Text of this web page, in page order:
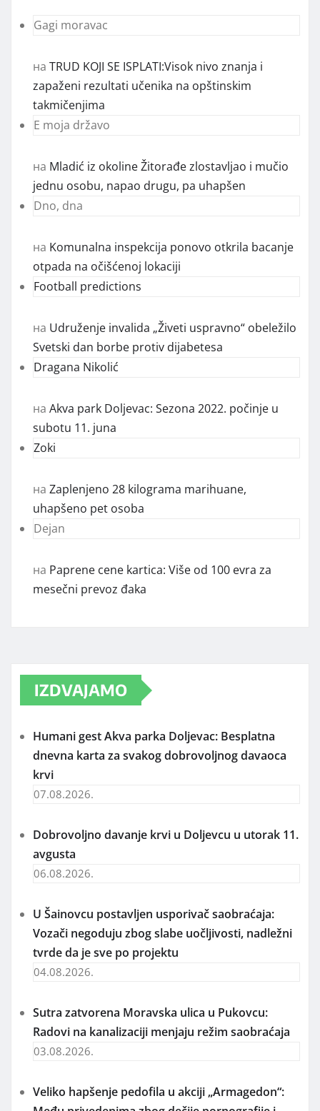
Gagi moravac
на TRUD KOJI SE ISPLATI:Visok nivo znanja i
zapaženi rezultati učenika na opštinskim
takmičenjima
E moja državo
на Mladić iz okoline Žitorađe zlostavljao i mučio
jednu osobu, napao drugu, pa uhapšen
Dno, dna
на Komunalna inspekcija ponovo otkrila bacanje
otpada na očišćenoj lokaciji
Football predictions
на Udruženje invalida „Živeti uspravno“ obeležilo
Svetski dan borbe protiv dijabetesa
Dragana Nikolić
на Akva park Doljevac: Sezona 2022. počinje u
subotu 11. juna
Zoki
на Zaplenjeno 28 kilograma marihuane,
uhapšeno pet osoba
Dejan
на Paprene cene kartica: Više od 100 evra za
mesečni prevoz đaka
IZDVAJAMO
Humani gest Akva parka Doljevac: Besplatna
dnevna karta za svakog dobrovoljnog davaoca
krvi
07.08.2026.
Dobrovoljno davanje krvi u Doljevcu u utorak 11.
avgusta
06.08.2026.
U Šainovcu postavljen usporivač saobraćaja:
Vozači negoduju zbog slabe uočljivosti, nadležni
tvrde da je sve po projektu
04.08.2026.
Sutra zatvorena Moravska ulica u Pukovcu:
Radovi na kanalizaciji menjaju režim saobraćaja
03.08.2026.
Veliko hapšenje pedofila u akciji „Armagedon“: